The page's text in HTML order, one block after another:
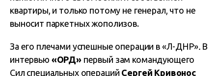
квартиры, и только потому не генерал, что не
выносит паркетных жополизов.
За его плечами успешные операции в «Л-ДНР». В
интервью «ОРД»первый зам командующего
Сил специальных операций Сергей Кривонос